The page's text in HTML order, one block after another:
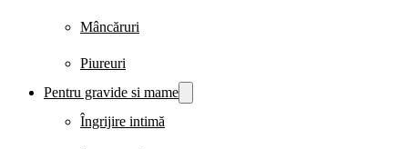
Mâncăruri
Piureuri
Pentru gravide si mame
Îngrijire intimă